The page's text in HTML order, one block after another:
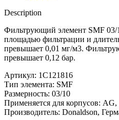
Description
Фильтрующий элемент SMF 03/
площадью фильтрации и
превышает 0,01 мг/м3.
превышает 0,12 бар.
Артикул: 1C121816
Тип элемента: SMF
Размерность: 03/10
Применяется для корпусов:
Производитель: Donaldson,